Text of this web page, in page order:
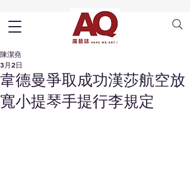
韋德曼爭取成功漢莎航空放
寬小提琴手提行李規定
陳潔堯
3月2日